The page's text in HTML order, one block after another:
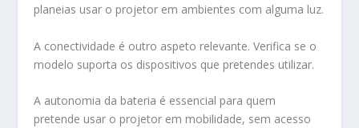
planeias usar o projetor em ambientes com alguma luz.
A conectividade é outro aspeto relevante. Verifica se o
modelo suporta os dispositivos que pretendes utilizar.
A autonomia da bateria é essencial para quem
pretende usar o projetor em mobilidade, sem acesso